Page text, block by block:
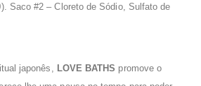
Saco #2 – Cloreto de Sódio, Sulfato de
japonês, LOVE BATHS promove o